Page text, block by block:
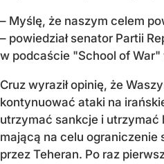
– Myślę, że naszym celem
– powiedział senator Partii
w podcaście "School of War"
Cruz wyraził opinię, że
kontynuować ataki na
utrzymać sankcje i utrzymać
mającą na celu ograniczenie
przez Teheran. Po raz